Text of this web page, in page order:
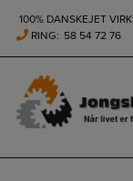
height="0"
100% DANSKEJET
RING: 58 54 72 76